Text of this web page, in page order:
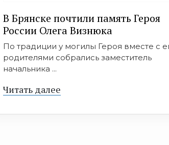
В Брянске почтили память Героя
России Олега Визнюка
По традиции у могилы Героя вместе с
родителями собрались заместитель
начальника ...
Читать далее